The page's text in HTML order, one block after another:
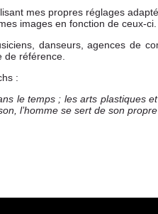
mes propres réglages
images en fonction de ceux-
danseurs, agences de
référence.
:
le temps ; les arts plastiques
l’homme se sert de son